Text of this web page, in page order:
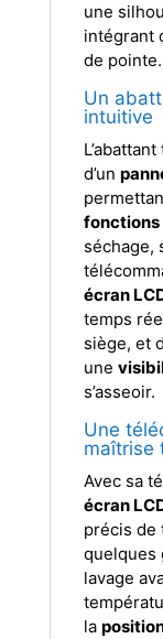
une
intégrant
de pointe.
Un
intuitive
d’un
fonctions
séchage,
écran
temps
siège, et
une
s’asseoir.
Une
maîtrise
Avec sa
écran
précis de
quelques
lavage
la